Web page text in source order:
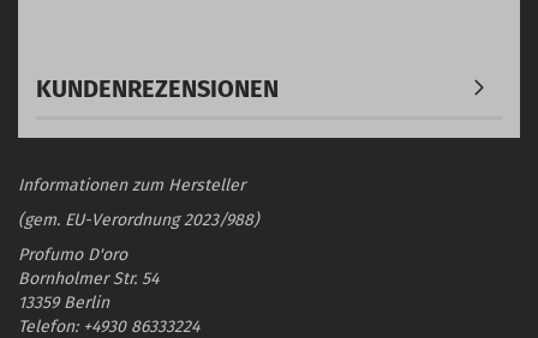
KUNDENREZENSIONEN
Informationen zum Hersteller
(gem. EU-Verordnung 2023/988)
Profumo D'oro
Bornholmer Str. 54
13359 Berlin
Telefon: +4930 86333224